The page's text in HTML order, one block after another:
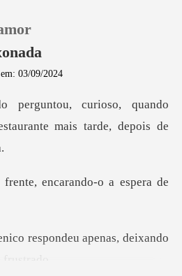
0
03/09/2024
ando
mais
frente, encarando-o a
spondeu apenas, deixando